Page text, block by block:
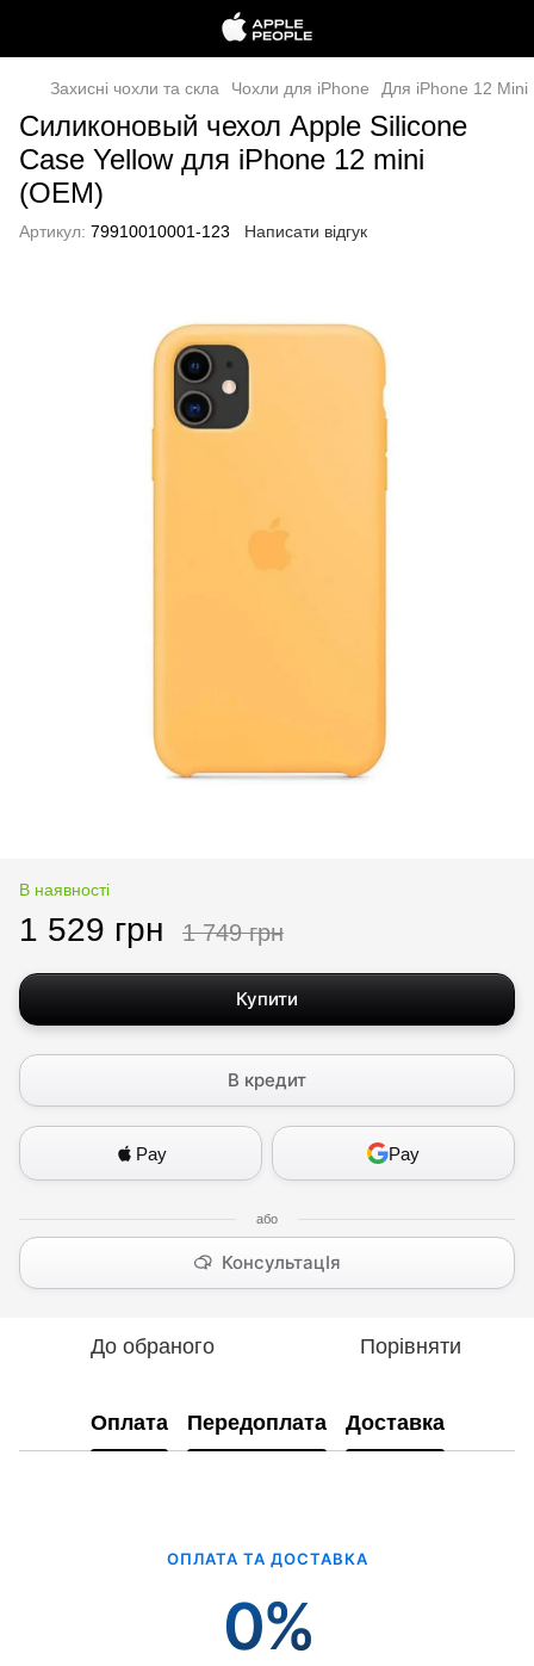
Захисні чохли та скла Чохли для iPhone Для iPhone 12 Mini
Силиконовый чехол Apple Silicone
Case Yellow для iPhone 12 mini
(OEM)
Артикул: 79910010001-123 Написати відгук
В наявності
1 529 грн 1 749 грн
Купити
В кредит
Pay Pay
КонсультацІя
До обраного Порівняти
Оплата Передоплата Доставка
ОПЛАТА ТА ДОСТАВКА
0%